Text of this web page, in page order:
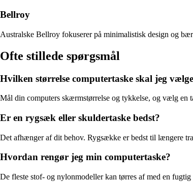
Bellroy
Australske Bellroy fokuserer på minimalistisk design og
Ofte stillede spørgsmål
Hvilken størrelse computertaske skal jeg
Mål din computers skærmstørrelse og tykkelse, og vælg en
Er en rygsæk eller skuldertaske bedst?
Det afhænger af dit behov. Rygsække er bedst til længere
Hvordan rengør jeg min computertaske?
De fleste stof- og nylonmodeller kan tørres af med en